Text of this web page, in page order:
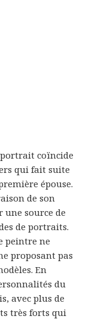
coïncide
qui fait suite
épouse.
de son
source de
de portraits.
peintre ne
proposant pas
En
du
avec plus de
très forts qui